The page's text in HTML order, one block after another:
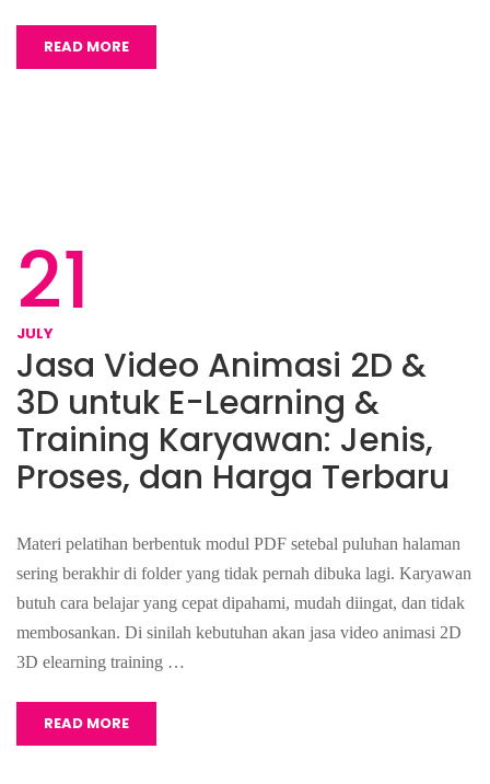
READ MORE
21
JULY
Jasa Video Animasi 2D &
3D untuk E-Learning &
Training Karyawan: Jenis,
Proses, dan Harga Terbaru
Materi pelatihan berbentuk modul PDF setebal puluhan halaman
sering berakhir di folder yang tidak pernah dibuka lagi. Karyawan
butuh cara belajar yang cepat dipahami, mudah diingat, dan tidak
membosankan. Di sinilah kebutuhan akan jasa video animasi 2D
3D elearning training …
READ MORE